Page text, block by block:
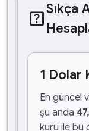
help_centerSıkça
1 Dolar
En güncel
şu anda
kuru ile bu